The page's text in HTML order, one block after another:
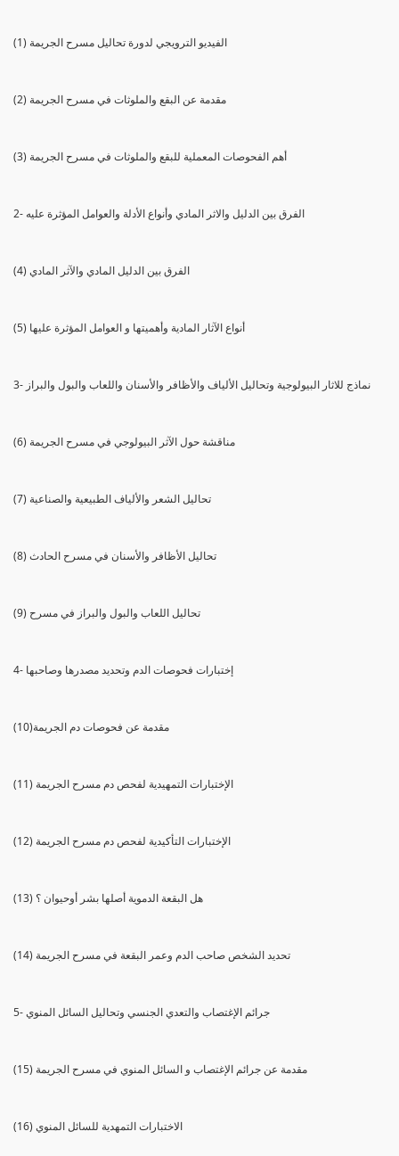
(1) الفيديو الترويجي لدورة تحاليل مسرح الجريمة
(2) مقدمة عن البقع والملوثات في مسرح الجريمة
(3) أهم الفحوصات المعملية للبقع والملوثات في مسرح الجريمة
2- الفرق بين الدليل والاثر المادي وأنواع الأدلة والعوامل المؤثرة عليه
(4) الفرق بين الدليل المادي والآثر المادي
(5) أنواع الآثار المادية وأهميتها و العوامل المؤثرة عليها
3- نماذج للاثار البيولوجية وتحاليل الألياف والأظافر والأسنان واللعاب والبول والبراز
(6) مناقشة حول الآثر البيولوجي في مسرح الجريمة
(7) تحاليل الشعر والألياف الطبيعية والصناعية
(8) تحاليل الأظافر والأسنان في مسرح الحادث
(9) تحاليل اللعاب والبول والبراز في مسرح
4- إختبارات فحوصات الدم وتحديد مصدرها وصاحبها
(10)مقدمة عن فحوصات دم الجريمة
(11) الإختبارات التمهيدية لفحص دم مسرح الجريمة
(12) الإختبارات التأكيدية لفحص دم مسرح الجريمة
(13) هل البقعة الدموية أصلها بشر أوحيوان ؟
(14) تحديد الشخص صاحب الدم وعمر البقعة في مسرح الجريمة
5- جرائم الإغتصاب والتعدي الجنسي وتحاليل السائل المنوي
(15) مقدمة عن جرائم الإغتصاب و السائل المنوي في مسرح الجريمة
(16) الاختبارات التمهدية للسائل المنوي